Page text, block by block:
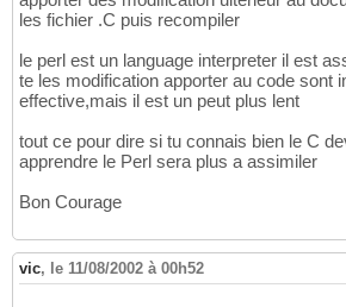
les fichier .C puis recompiler
le perl est un language interpreter il est
te les modification apporter au code sont
effective,mais il est un peut plus lent
tout ce pour dire si tu connais bien le C
apprendre le Perl sera plus a assimiler
Bon Courage
vic, le 11/08/2002 à 00h52